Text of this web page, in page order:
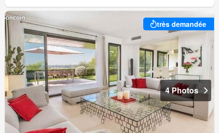
très demandée
4 Photos